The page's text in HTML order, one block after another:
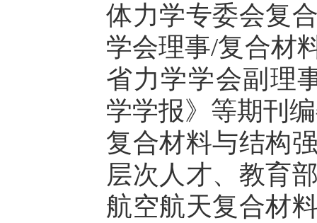
体力学专委会复
学会理事/复合材
省力学学会副理
学学报》等期刊
复合材料与结构
层次人才、教育
航空航天复合材